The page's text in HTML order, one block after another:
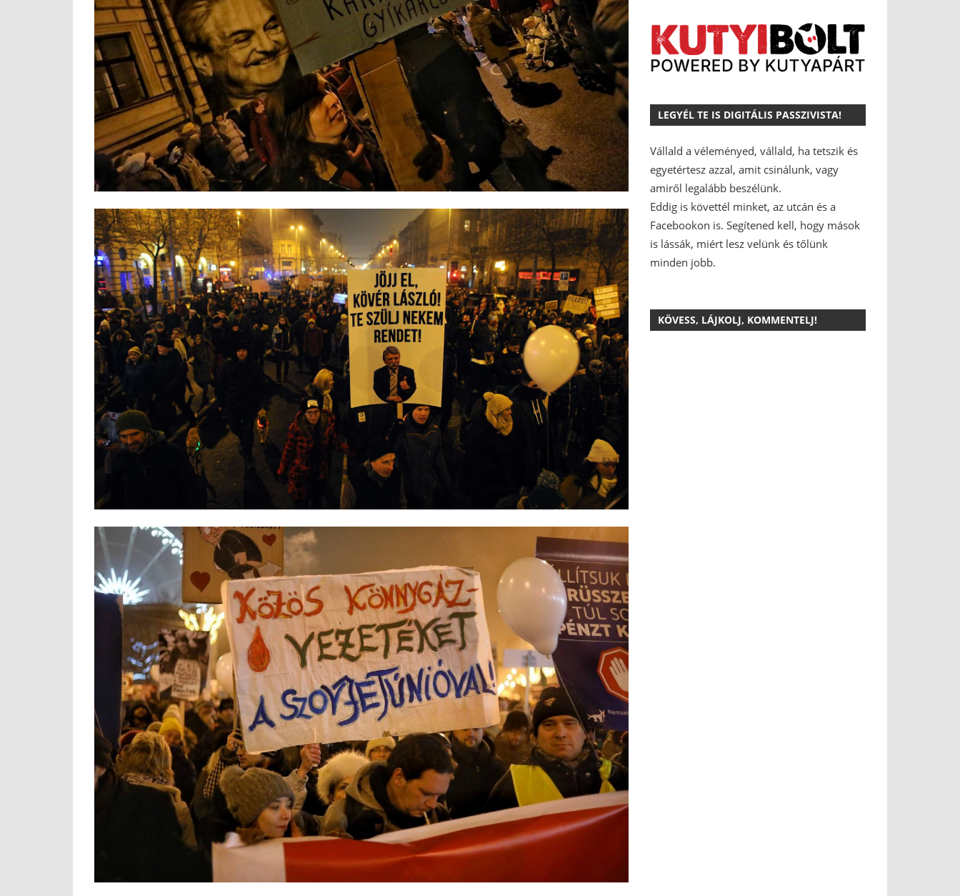
LEGYÉL TE IS DIGITÁLIS PASSZIVISTA!
Vállald a véleményed, vállald, ha tetszik és
egyetértesz azzal, amit csinálunk, vagy
amiről legalább beszélünk.
Eddig is követtél minket, az utcán és a
Facebookon is. Segítened kell, hogy mások
is lássák, miért lesz velünk és tőlünk
minden jobb.
KÖVESS, LÁJKOLJ, KOMMENTELJ!